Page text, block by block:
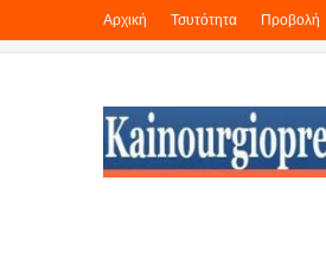
Αρχική Τσυτότητα Προβολή